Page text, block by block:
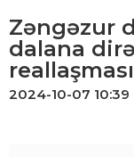
Zəngəzur
dalana
2024-10-07 10:39